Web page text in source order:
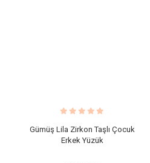
Gümüş Lila Zirkon Taşlı Çocuk
Erkek Yüzük